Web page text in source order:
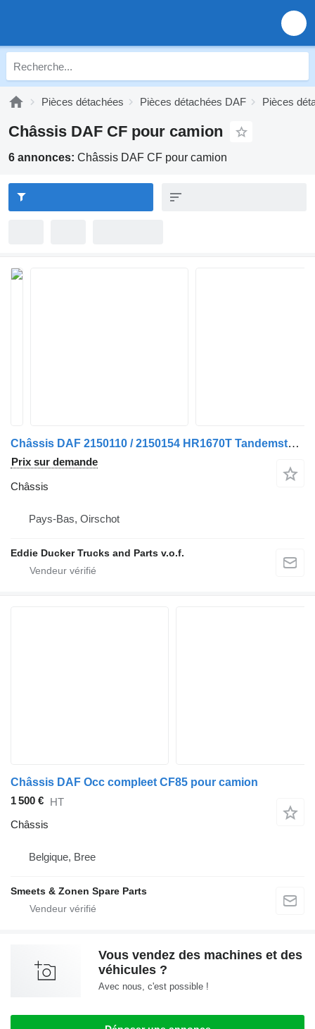
Pièces détachées Pièces détachées DAF Pièces
Châssis DAF CF pour camion
6 annonces: Châssis DAF CF pour camion
Châssis DAF 2150110 / 2150154 HR1670T Tandemstel pour camion DAF CF 410 FAD 8X4
Prix sur demande
Châssis
Pays-Bas, Oirschot
Eddie Ducker Trucks and Parts v.o.f.
Châssis DAF Occ compleet CF85 pour camion
1 500 € HT
Châssis
Belgique, Bree
Smeets & Zonen Spare Parts
Vous vendez des machines et des
véhicules ?
Avec nous, c'est possible !